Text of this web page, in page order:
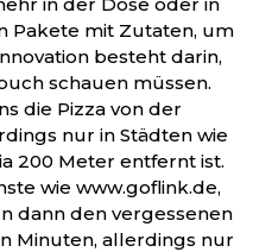
Pakete mit Zutaten, um
besteht darin,
schauen müssen.
die Pizza von der
nur in Städten wie
200 Meter entfernt ist.
wie www.goflink.de,
dann den vergessenen
Minuten, allerdings nur